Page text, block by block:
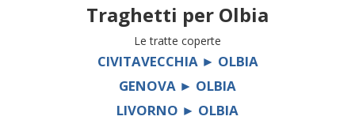
Traghetti per Olbia
Le tratte coperte
CIVITAVECCHIA ► OLBIA
GENOVA ► OLBIA
LIVORNO ► OLBIA